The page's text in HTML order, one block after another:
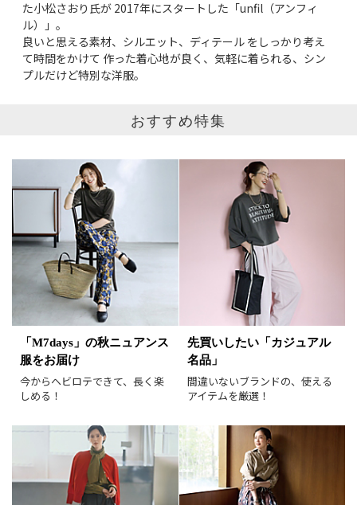
掲載雑誌
価格 円～ 円
予約品
ラスト1
表示形式 画像小 画像大
90件
並び順
価格が安い順
価格が高い順
値下げ実施日順
レビュー件数順
レビュー高評価順
カラー（複数選択可）
た小松さおり氏が 2017年にスタートした「unfil（アンフィ
ル）」。
良いと思える素材、シルエット、ディテール をしっかり考え
て時間をかけて 作った着心地が良く、気軽に着られる、シン
プルだけど特別な洋服。
おすすめ特集
「M7days」の秋ニュアンス
服をお届け
今からヘビロテできて、長く楽
しめる！
先買いしたい「カジュアル
名品」
間違いないブランドの、使える
アイテムを厳選！